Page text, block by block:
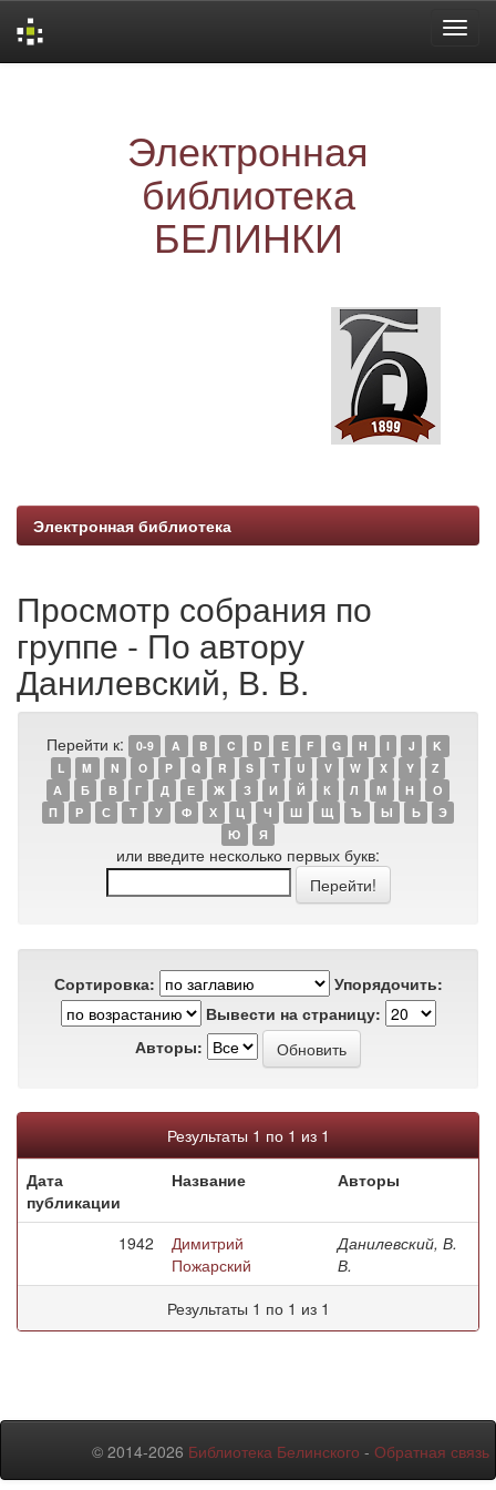
Электронная
библиотека
БЕЛИНКИ
Электронная библиотека
Просмотр собрания по
группе - По автору
Данилевский, В. В.
Перейти к: 0-9 A B C D E F G H I J
K
L
M N O P Q R S T U V W X Y
Z
А
Б В Г Д Е Ж З И Й К Л М Н
О
П
Р С Т У Ф Х Ц Ч Ш Щ Ъ Ы Ь
Э
Ю
Я
или введите несколько первых букв:
Сортировка:
Упорядочить:
Вывести на страницу:
Авторы:
Результаты 1 по 1 из 1
Дата
публикации
Название Авторы
1942
Димитрий
Пожарский
Данилевский, В.
В.
Результаты 1 по 1 из 1
© 2014-2026 Библиотека Белинского - Обратная связь